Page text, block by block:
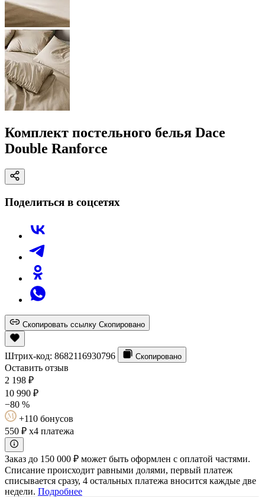
Комплект постельного белья Dace
Double Ranforce
Поделиться в соцсетях
Скопировать ссылку Скопировано
Штрих-код: 8682116930796 Скопировано
Оставить отзыв
2 198 ₽
10 990 ₽
−80 %
+110 бонусов
550 ₽ x4 платежа
Заказ до 150 000 ₽ может быть оформлен с оплатой частями.
Списание происходит равными долями, первый платеж
списывается сразу, 4 остальных платежа вносится каждые две
недели. Подробнее